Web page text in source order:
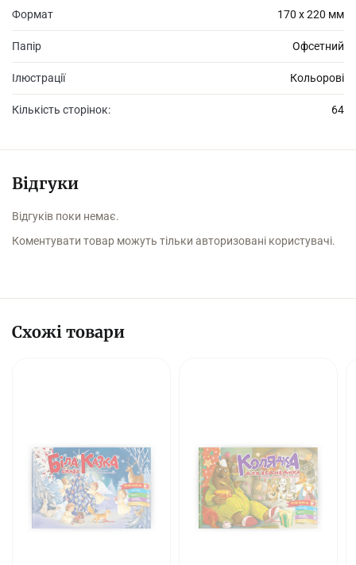
Формат 170 х 220 мм
Папір Офсетний
Ілюстрації Кольорові
Кількість сторінок: 64
Відгуки
Відгуків поки немає.
Коментувати товар можуть тільки авторизовані користувачі.
Схожі товари